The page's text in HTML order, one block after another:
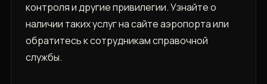
контроля и другие привилегии. Узнайте о
наличии таких услуг на сайте аэропорта или
обратитесь к сотрудникам справочной
службы.